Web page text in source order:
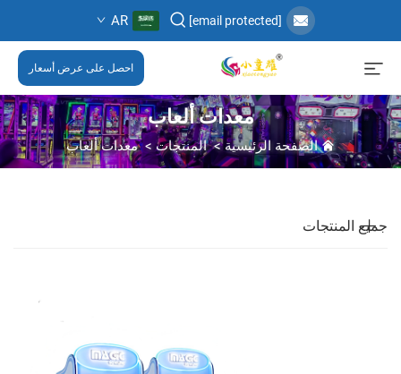
[email protected]
AR
احصل على عرض أسعار
معدات ألعاب
الصفحة الرئيسية>المنتجات >معدات ألعاب
جميع المنتجات